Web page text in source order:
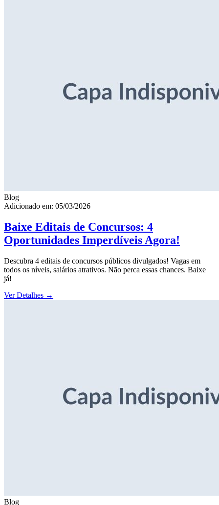
Blog
Adicionado em: 05/03/2026
Baixe Editais de Concursos: 4
Oportunidades Imperdíveis Agora!
Descubra 4 editais de concursos públicos divulgados! Vagas em
todos os níveis, salários atrativos. Não perca essas chances. Baixe
já!
Ver Detalhes →
Blog